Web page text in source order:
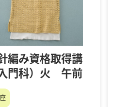
編み資格取得講
門科）火 午前